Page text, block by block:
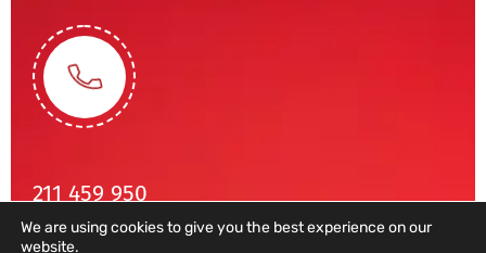
211 459 950
(Chamada para rede fixa nacional)
We are using cookies to give you the best experience on our
website.